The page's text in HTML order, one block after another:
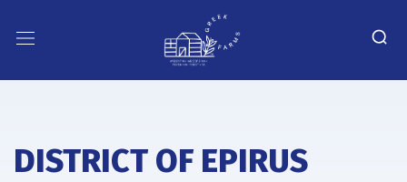
DISTRICT OF EPIRUS